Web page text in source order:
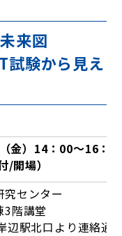
来図
試験から見え
金）14：00～16：
/開場）
センター
3階講堂
辺駅北口より連絡通